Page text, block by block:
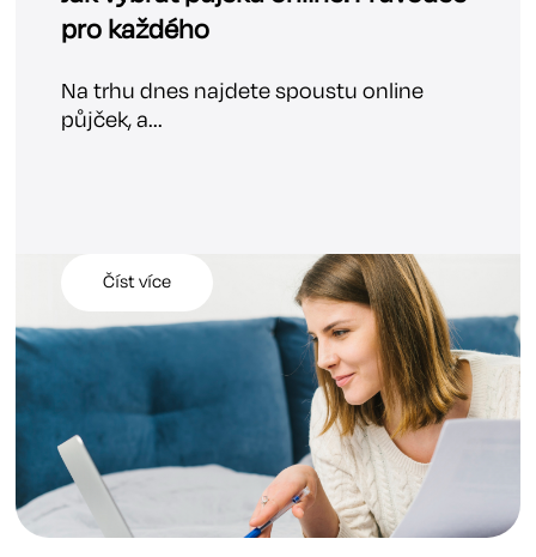
pro každého
Na trhu dnes najdete spoustu online
půjček, a...
Číst více